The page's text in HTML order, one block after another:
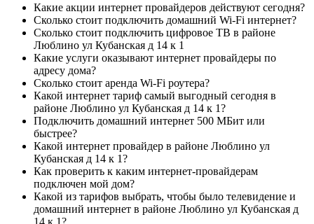
Какие акции интернет провайдеров действуют сегодня?
Сколько стоит подключить домашний Wi-Fi интернет?
Сколько стоит подключить цифровое ТВ в районе
Люблино ул Кубанская д 14 к 1
Какие услуги оказывают интернет провайдеры по
адресу дома?
Сколько стоит аренда Wi-Fi роутера?
Какой интернет тариф самый выгодный сегодня в
районе Люблино ул Кубанская д 14 к 1?
Подключить домашний интернет 500 МБит или
быстрее?
Какой интернет провайдер в районе Люблино ул
Кубанская д 14 к 1?
Как проверить к каким интернет-провайдерам
подключен мой дом?
Какой из тарифов выбрать, чтобы было телевидение и
домашний интернет в районе Люблино ул Кубанская д
14 к 1?